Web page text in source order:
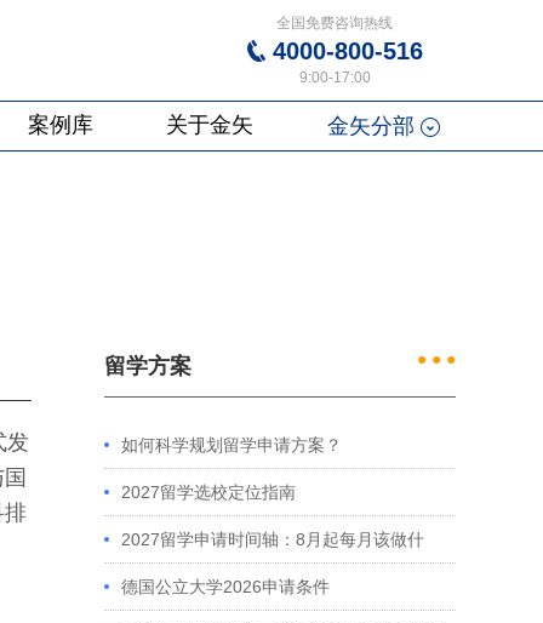
全国免费咨询热线
4000-800-516
9:00-17:00
案例库 关于金矢 金矢分部
发
排
留学方案 ● ● ●
如何科学规划留学申请方案？
2027留学选校定位指南
2027留学申请时间轴：8月起每月该做什
么？英、美、澳、港申请全攻略
德国公立大学2026申请条件